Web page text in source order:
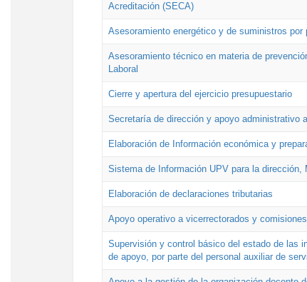
Acreditación (SECA)
Asesoramiento energético y de suministros
Asesoramiento técnico en materia de
Laboral
Cierre y apertura del ejercicio presupuestario
Secretaría de dirección y apoyo administrativo
Elaboración de Información económica y
Sistema de Información UPV para la dirección,
Elaboración de declaraciones tributarias
Apoyo operativo a vicerrectorados y
Supervisión y control básico del estado de las
de apoyo, por parte del personal auxiliar de